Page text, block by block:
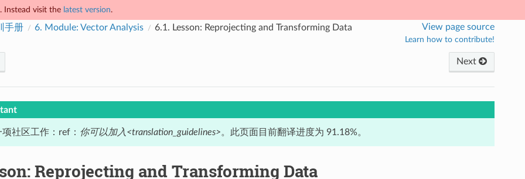
Instead visit the latest version.
手册 6. Module: Vector Analysis 6.1. Lesson: Reprojecting and Transforming Data View page source
Learn how to contribute!
Next
社区工作：ref： 你可以加入<translation_guidelines>。此页面目前翻译进度为 91.18%。
Reprojecting and Transforming Data